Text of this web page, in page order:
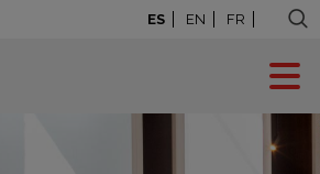
ES EN FR